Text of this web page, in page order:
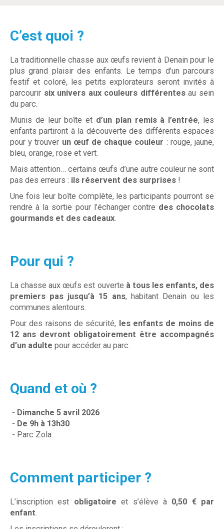
C’est quoi ?
La traditionnelle chasse aux œufs revient à Denain pour le
plus grand plaisir des enfants. Le temps d’un parcours
festif et coloré, les petits explorateurs seront invités à
parcourir six univers aux couleurs différentesau sein
du parc.
Munis de leur boîte et d’un plan remis à l’entrée, les
enfants partiront à la découverte des différents espaces
pour y trouver un œuf de chaque couleur : rouge, jaune,
bleu, orange, rose et vert.
Mais attention… certains œufs d’une autre couleur ne sont
pas des erreurs : ils réservent des surprises !
Une fois leur boîte complète, les participants pourront se
rendre à la sortie pour l’échanger contre des chocolats
gourmands et des cadeaux.
Pour qui ?
La chasse aux œufs est ouverte à tous les enfants, des
premiers pas jusqu’à 15 ans, habitant Denain ou les
communes alentours.
Pour des raisons de sécurité, les enfants de moins de
12 ans devront obligatoirement être accompagnés
d’un adulte pour accéder au parc.
Quand et où ?
- Dimanche 5 avril 2026
- De 9h à 13h30
- Parc Zola
Comment participer ?
L’inscription est obligatoire et s’élève à 0,50 € par
enfant.